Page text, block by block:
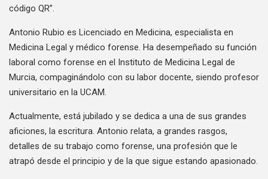
código QR”.
Antonio Rubio es Licenciado en Medicina, especialista en
Medicina Legal y médico forense. Ha desempeñado su función
laboral como forense en el Instituto de Medicina Legal de
Murcia, compaginándolo con su labor docente, siendo profesor
universitario en la UCAM.
Actualmente, está jubilado y se dedica a una de sus grandes
aficiones, la escritura. Antonio relata, a grandes rasgos,
detalles de su trabajo como forense, una profesión que le
atrapó desde el principio y de la que sigue estando apasionado.